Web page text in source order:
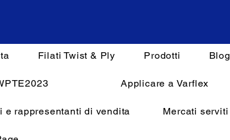
Filati Twist & Ply Prodotti Blog
Applicare a Varflex
e rappresentanti di vendita Mercati serviti